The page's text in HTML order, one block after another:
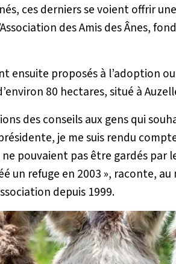
ces derniers se voient offrir
des Amis des Ânes,
ensuite proposés à l’adoption
80 hectares, situé à
des conseils aux gens qui
je me suis rendu
ne pouvaient pas être gardés par
un refuge en 2003 », raconte, au
depuis 1999.